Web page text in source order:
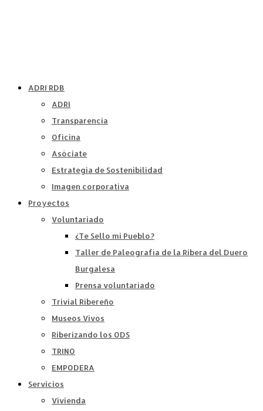
ADRI RDB
ADRI
Transparencia
Oficina
Asóciate
Estrategia de Sostenibilidad
Imagen corporativa
Proyectos
Voluntariado
¿Te Sello mi Pueblo?
Taller de Paleografía de la Ribera del Duero
Burgalesa
Prensa voluntariado
Trivial Ribereño
Museos Vivos
Riberizando los ODS
TRINO
EMPODERA
Servicios
Vivienda